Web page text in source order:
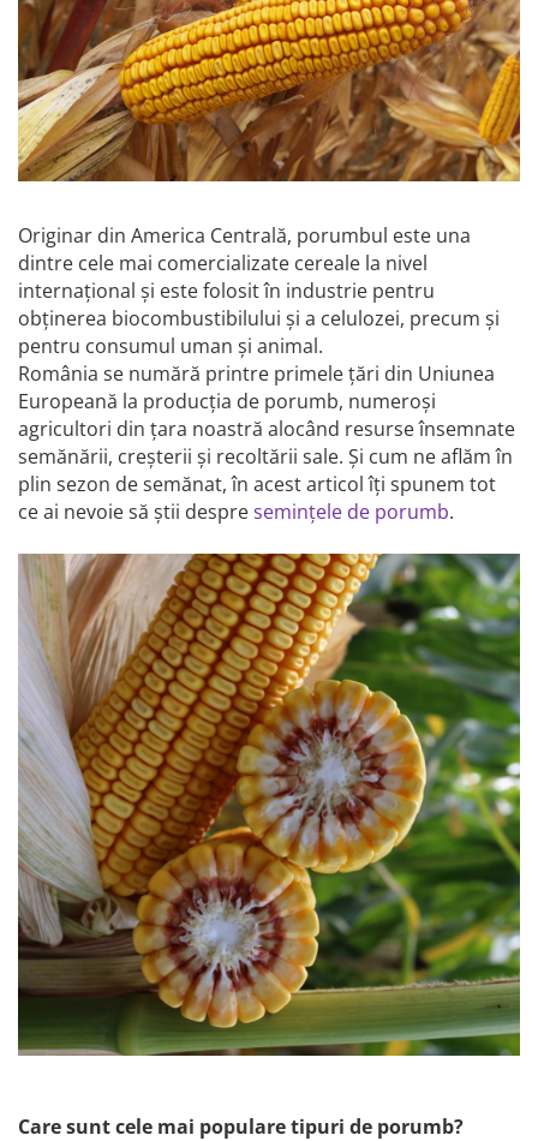
Diverse
Seminte legume
Pepene
Plante medicinale
Seminte ardei
Seminte broccoli
Seminte ceapa
Seminte conopida
Seminte de Gulii
Seminte de Leustean
Seminte de Patrunjel
Seminte de praz
Seminte dovleac decorativ
Seminte dovlecel / dovleac
Seminte fasole
Seminte morcovi
Seminte pastarnac
Seminte plante aromatice
Seminte ridichi
Seminte rosii
Seminte salata
Seminte sfecla
Seminte telina
Seminte varza
Seminte Vinete
Seminte zucchini
Verdeturi
Seminte Legume Profesionale
Seminte pentru germinare
Seminte trifoi
Pesticide
BIO
Originar din America Centrală, porumbul este una
dintre cele mai comercializate cereale la nivel
internațional și este folosit în industrie pentru
obținerea biocombustibilului și a celulozei, precum și
pentru consumul uman și animal.
România se numără printre primele țări din Uniunea
Europeană la producția de porumb, numeroși
agricultori din țara noastră alocând resurse însemnate
semănării, creșterii și recoltării sale. Și cum ne aflăm în
plin sezon de semănat, în acest articol îți spunem tot
ce ai nevoie să știi despresemințele de porumb.
Care sunt cele mai populare tipuri de porumb?